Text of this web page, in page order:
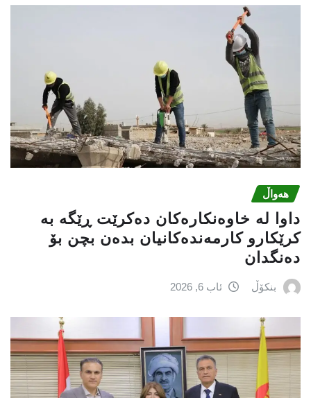
هەواڵ
داوا لە خاوەنکارەکان دەکرێت ڕێگە بە
کرێکارو کارمەندەکانیان بدەن بچن بۆ
دەنگدان
بنکۆڵ ئاب 6, 2026